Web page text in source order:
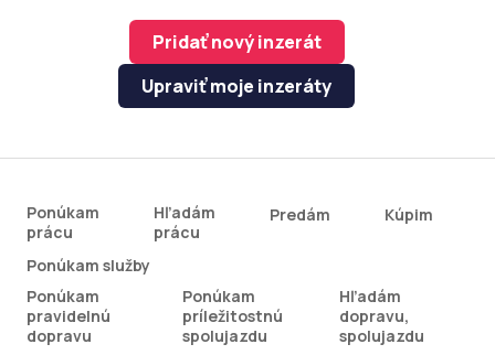
Pridať nový inzerát
Upraviť moje inzeráty
Ponúkam
prácu
Hľadám
prácu
Predám Kúpim
Ponúkam služby
Ponúkam
pravidelnú
dopravu
Ponúkam
príležitostnú
spolujazdu
Hľadám
dopravu,
spolujazdu